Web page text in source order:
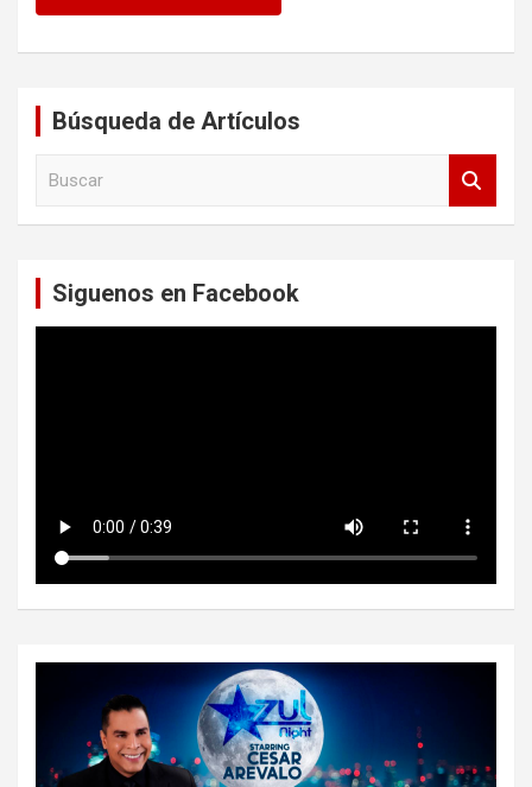
Búsqueda de Artículos
Siguenos en Facebook